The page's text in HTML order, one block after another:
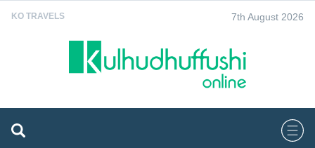
KO TRAVELS 7th August 2026